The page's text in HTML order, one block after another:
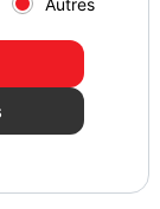
Autres